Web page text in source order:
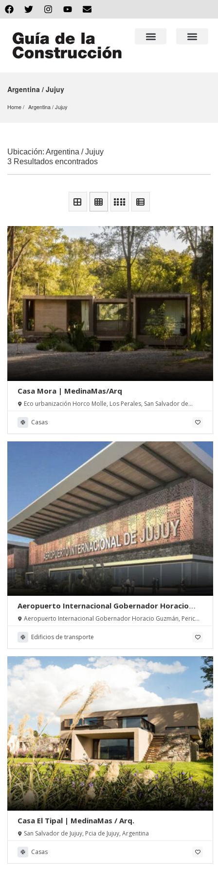
Argentina / Jujuy
Home Argentina / Jujuy
Ubicación: Argentina / Jujuy
3 Resultados encontrados
Casa Mora | MedinaMas/Arq
Eco urbanización Horco Molle, Los Perales, San Salvador de
Casas
Aeropuerto Internacional Gobernador Horacio
Guzmán | Ministerio de Transporte de la Nación –
Aeropuertos Argentina 2000
Aeropuerto Internacional Gobernador Horacio Guzmán, Perico,
Edificios de transporte
Casa El Tipal | MedinaMas / Arq.
San Salvador de Jujuy, Pcia de Jujuy, Argentina
Casas